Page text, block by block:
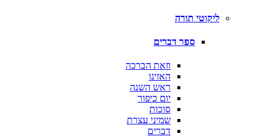
ליקוטי תורה
ספר דברים
וזאת הברכה
האזינו
ראש השנה
יום כיפור
סוכות
שמיני עצרת
דברים